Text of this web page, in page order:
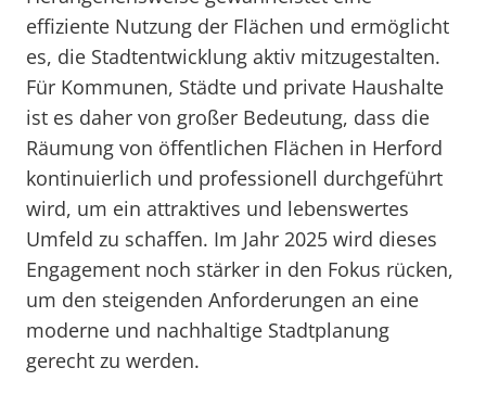
effiziente Nutzung der Flächen und ermöglicht
es, die Stadtentwicklung aktiv mitzugestalten.
Für Kommunen, Städte und private Haushalte
ist es daher von großer Bedeutung, dass die
Räumung von öffentlichen Flächen in Herford
kontinuierlich und professionell durchgeführt
wird, um ein attraktives und lebenswertes
Umfeld zu schaffen. Im Jahr 2025 wird dieses
Engagement noch stärker in den Fokus rücken,
um den steigenden Anforderungen an eine
moderne und nachhaltige Stadtplanung
gerecht zu werden.